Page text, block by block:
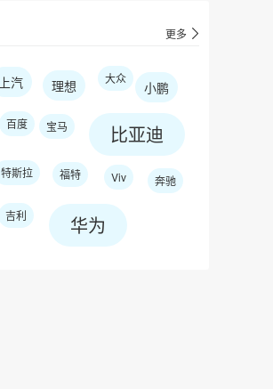
更多
上汽 理想 大众
小鹏
百度 宝马 比亚迪
特斯拉 福特 Viv 奔驰
吉利 华为